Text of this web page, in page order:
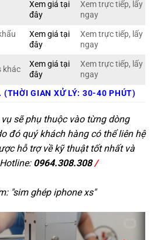
Xem giá tại
đây
Xem trực tiếp, lấy
ngay
Xem giá tại
đây
Xem trực tiếp, lấy
ngay
khác
Xem giá tại
đây
Xem trực tiếp, lấy
ngay
(THỜI GIAN XỬ LÝ: 30-40 PHÚT)
sẽ phụ thuộc vào từng dòng
đó quý khách hàng có thể liên hệ
hỗ trợ về kỹ thuật tốt nhất và
0964.308.308/
"sim ghép iphone xs"